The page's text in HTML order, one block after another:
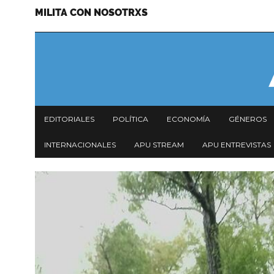
Menu
MILITA CON NOSOTRXS
Navegación
principal
EDITORIALES POLÍTICA ECONOMÍA GÉNEROS
INTERNACIONALES APU STREAM APU ENTREVISTAS
Imagen